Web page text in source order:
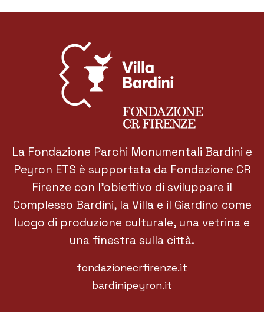
La Fondazione Parchi Monumentali Bardini e
Peyron ETS è supportata da Fondazione CR
Firenze con l'obiettivo di sviluppare il
Complesso Bardini, la Villa e il Giardino come
luogo di produzione culturale, una vetrina e
una finestra sulla città.
fondazionecrfirenze.it
bardinipeyron.it